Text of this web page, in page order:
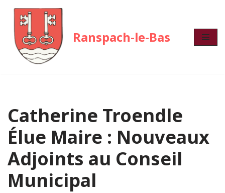
Aller
au
contenu
Ranspach-le-Bas
Catherine Troendle
Élue Maire : Nouveaux
Adjoints au Conseil
Municipal